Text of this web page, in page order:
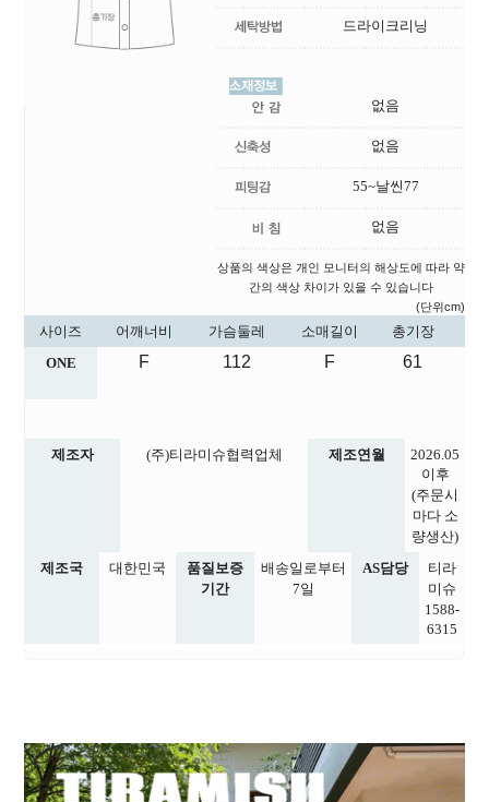
드라이크리닝
없음
없음
55~날씬77
없음
상품의 색상은 개인 모니터의 해상도에 따라 약
간의 색상 차이가 있을 수 있습니다
(단위cm)
사이즈 어깨너비 가슴둘레 소매길이
총기장
ONE
F 112 F 61
제조자 (주)티라미슈협력업체 제조연월
2026.05
이후
(주문시
마다 소
량생산)
제조국
대한민국
품질보증
기간
배송일로부터
7일
AS담당
티라
미슈
1588-
6315